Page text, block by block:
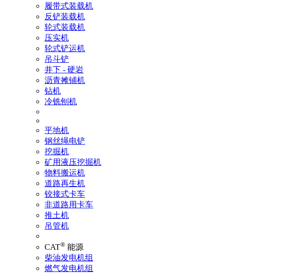
履带式装载机
反铲装载机
轮式装载机
压实机
轮式铲运机
吊斗铲
井下 - 硬岩
沥青摊铺机
钻机
冷铣刨机
平地机
钢丝绳电铲
挖掘机
矿用液压挖掘机
物料搬运机
道路再生机
铰接式卡车
非道路用卡车
推土机
吊管机
CAT® 能源
柴油发电机组
燃气发电机组